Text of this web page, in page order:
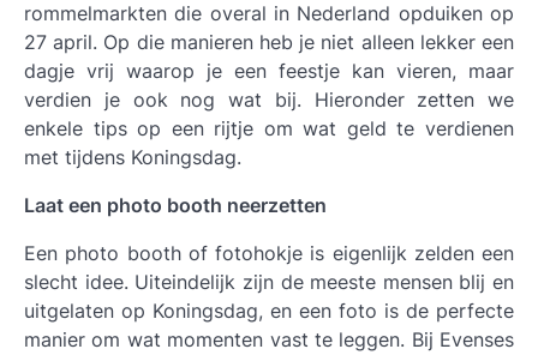
rommelmarkten die overal in Nederland opduiken op
27 april. Op die manieren heb je niet alleen lekker een
dagje vrij waarop je een feestje kan vieren, maar
verdien je ook nog wat bij. Hieronder zetten we
enkele tips op een rijtje om wat geld te verdienen
met tijdens Koningsdag.
Laat een photo booth neerzetten
Een photo booth of fotohokje is eigenlijk zelden een
slecht idee. Uiteindelijk zijn de meeste mensen blij en
uitgelaten op Koningsdag, en een foto is de perfecte
manier om wat momenten vast te leggen. Bij Evenses